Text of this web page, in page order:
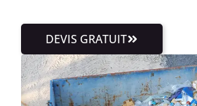
DEVIS GRATUIT